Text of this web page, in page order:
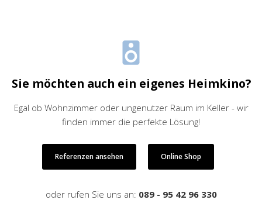
Sie möchten auch ein eigenes Heimkino?
Egal ob Wohnzimmer oder ungenutzer Raum im Keller - wir
finden immer die perfekte Lösung!
Referenzen ansehen Online Shop
oder rufen Sie uns an: 089 - 95 42 96 330